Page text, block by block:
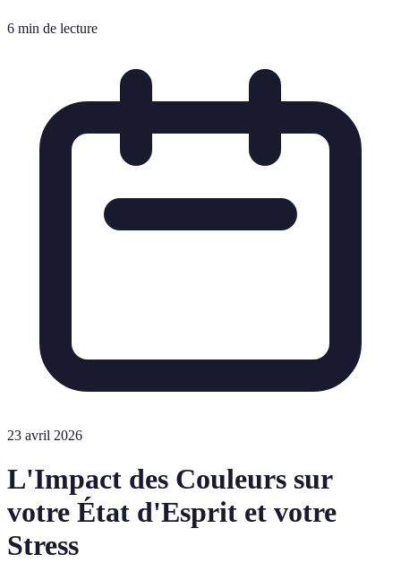
6 min de lecture
23 avril 2026
L'Impact des Couleurs sur
votre État d'Esprit et votre
Stress